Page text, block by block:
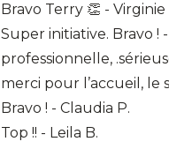
Bravo Terry 👏 - Virginie
Super initiative. Bravo !
professionnelle,
merci pour l’accueil, le
Bravo ! - Claudia P.
Top !! - Leila B.